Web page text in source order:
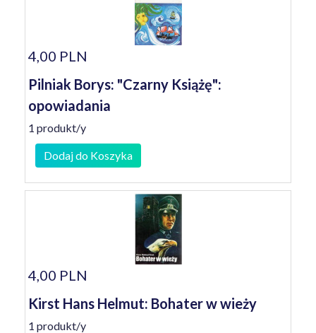
4,00 PLN
Pilniak Borys: "Czarny Książę":
opowiadania
1 produkt/y
Dodaj do Koszyka
4,00 PLN
Kirst Hans Helmut: Bohater w wieży
1 produkt/y